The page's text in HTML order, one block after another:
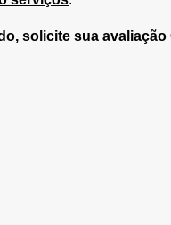
solicite sua avaliação